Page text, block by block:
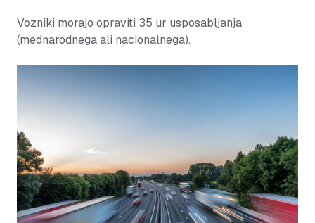
Vozniki morajo opraviti 35 ur usposabljanja
(mednarodnega ali nacionalnega).